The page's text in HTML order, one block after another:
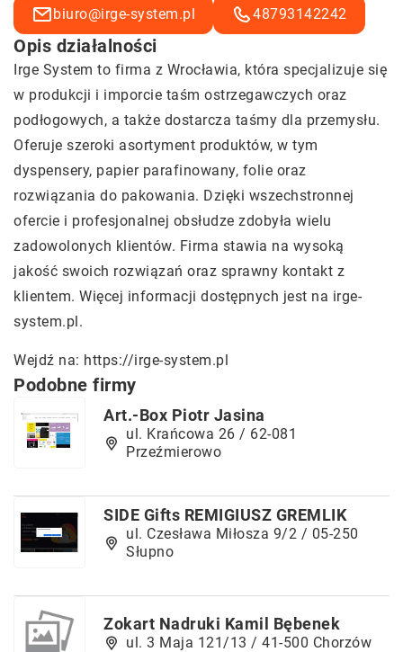
biuro@irge-system.pl
48793142242
Opis działalności
Irge System to firma z Wrocławia, która specjalizuje się
w produkcji i imporcie taśm ostrzegawczych oraz
podłogowych, a także dostarcza taśmy dla przemysłu.
Oferuje szeroki asortyment produktów, w tym
dyspensery, papier parafinowany, folie oraz
rozwiązania do pakowania. Dzięki wszechstronnej
ofercie i profesjonalnej obsłudze zdobyła wielu
zadowolonych klientów. Firma stawia na wysoką
jakość swoich rozwiązań oraz sprawny kontakt z
klientem. Więcej informacji dostępnych jest na irge-
system.pl.
Wejdź na: https://irge-system.pl
Podobne firmy
Art.-Box Piotr Jasina
ul. Krańcowa 26 / 62-081
Przeźmierowo
SIDE Gifts REMIGIUSZ GREMLIK
ul. Czesława Miłosza 9/2 / 05-250
Słupno
Zokart Nadruki Kamil Bębenek
ul. 3 Maja 121/13 / 41-500 Chorzów